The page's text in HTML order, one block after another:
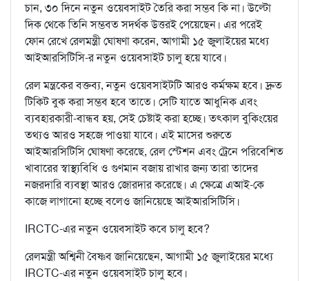
চান, ৩০ দিনে নতুন ওয়েবসাইট তৈরি করা সম্ভব কি না। উল্টো
দিক থেকে তিনি সম্ভবত সদর্থক উত্তরই পেয়েছেন। এর পরেই
ফোন রেখে রেলমন্ত্রী ঘোষণা করেন, আগামী ১৫ জুলাইয়ের মধ্যে
আইআরসিটিসি-র নতুন ওয়েবসাইট চালু হয়ে যাবে।
রেল মন্ত্রকের বক্তব্য, নতুন ওয়েবসাইটটি আরও কর্মক্ষম হবে। দ্রুত
টিকিট বুক করা সম্ভব হবে তাতে। সেটি যাতে আধুনিক এবং
ব্যবহারকারী-বান্ধব হয়, সেই চেষ্টাই করা হচ্ছে। তৎকাল বুকিংয়ের
তথ্যও আরও সহজে পাওয়া যাবে। এই মাসের শুরুতে
আইআরসিটিসি ঘোষণা করেছে, রেল স্টেশন এবং ট্রেনে পরিবেশিত
খাবারের স্বাস্থ্যবিধি ও গুণমান বজায় রাখার জন্য তারা তাদের
নজরদারি ব্যবস্থা আরও জোরদার করেছে। এ ক্ষেত্রে এআই-কে
কাজে লাগানো হচ্ছে বলেও জানিয়েছে আইআরসিটিসি।
IRCTC-এর নতুন ওয়েবসাইট কবে চালু হবে?
রেলমন্ত্রী অশ্বিনী বৈষ্ণব জানিয়েছেন, আগামী ১৫ জুলাইয়ের মধ্যে
IRCTC-এর নতুন ওয়েবসাইট চালু হবে।